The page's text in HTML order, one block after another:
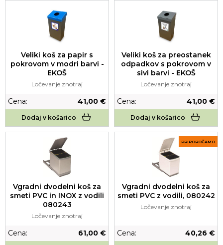
Veliki koš za papir s
pokrovom v modri barvi -
EKOŠ
Ločevanje znotraj
Cena: 41,00 €
Dodaj v košarico
Veliki koš za preostanek
odpadkov s pokrovom v
sivi barvi - EKOŠ
Ločevanje znotraj
Cena: 41,00 €
Dodaj v košarico
Vgradni dvodelni koš za
smeti PVC in INOX z vodili
080243
Ločevanje znotraj
Cena: 61,00 €
PRIPOROČAMO
Vgradni dvodelni koš za
smeti PVC z vodili, 080242
Ločevanje znotraj
Cena: 40,26 €